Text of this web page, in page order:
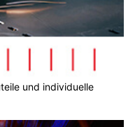
und individuelle